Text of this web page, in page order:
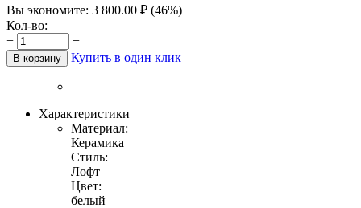
Вы экономите: 3 800.00 ₽ (46%)
Кол-во:
+
−
В корзину Купить в один клик
Характеристики
Материал:
Керамика
Стиль:
Лофт
Цвет:
белый